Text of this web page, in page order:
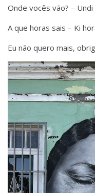
Onde vocês vão? –
A que horas sais – Ki
Eu não quero mais,